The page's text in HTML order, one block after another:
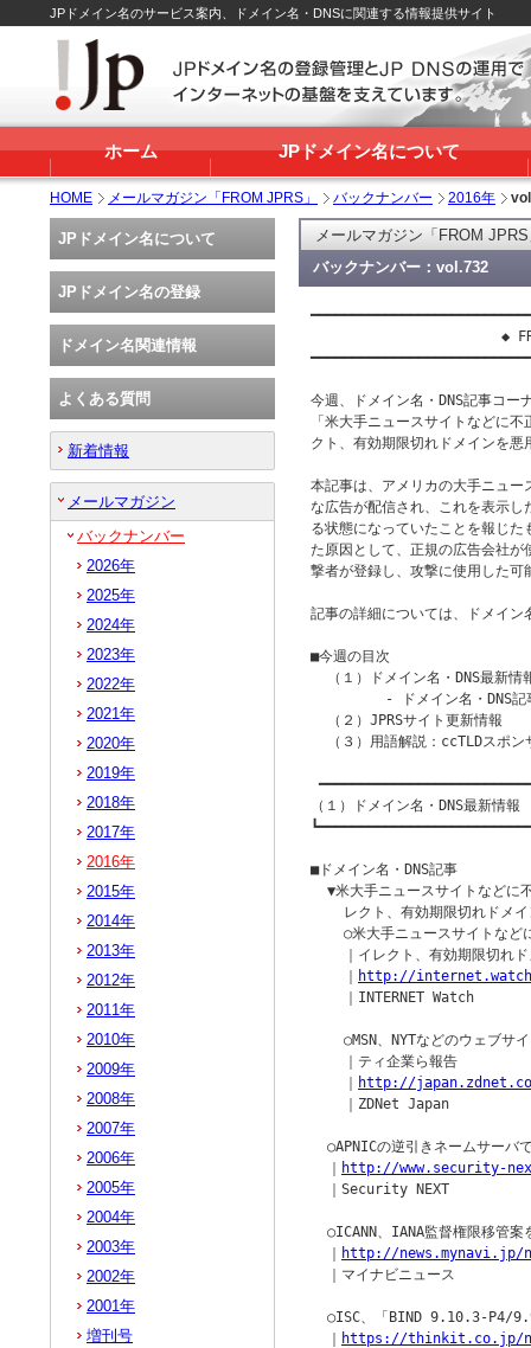
JPドメイン名のサービス案内、ドメイン名・DNSに関連する情報提供サイト
ホーム JPドメイン名について
HOME メールマガジン「FROM JPRS」 バックナンバー 2016年
メールマガジン「FROM
バックナンバー：vol.732
◆
今週、ドメイン名・DNS記事コー
「米大手ニュースサイトなどに
クト、有効期限切れドメインを悪
本記事は、アメリカの大手ニュ
な広告が配信され、これを表示し
る状態になっていたことを報じ
た原因として、正規の広告会社
撃者が登録し、攻撃に使用した可
記事の詳細については、ドメイン
■今週の目次
（１）ドメイン名・DNS最新情
- ドメイン名・DNS記
  （２）JPRSサイト更新情報
（３）用語解説：ccTLDスポン
（１）ドメイン名・DNS最新情報
■ドメイン名・DNS記事
▼米大手ニュースサイトなどに
レクト、有効期限切れドメ
○米大手ニュースサイトなど
｜イレクト、有効期限切れ
http://
    ｜INTERNET Watch
○MSN、NYTなどのウェブサイ
    ｜ティ企業ら報告
http://
    ｜ZDNet Japan
○APNICの逆引きネームサーバ
http://www.security-
  ｜Security NEXT
○ICANN、IANA監督権限移管案
http://news.mynavi.jp/
  ｜マイナビニュース
○ISC、「BIND 9.10.3-P4/
https://thinkit.co.jp/
JPドメイン名について
JPドメイン名の登録
ドメイン名関連情報
よくある質問
新着情報
メールマガジン
バックナンバー
2026年
2025年
2024年
2023年
2022年
2021年
2020年
2019年
2018年
2017年
2016年
2015年
2014年
2013年
2012年
2011年
2010年
2009年
2008年
2007年
2006年
2005年
2004年
2003年
2002年
2001年
増刊号